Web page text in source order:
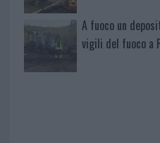
A fuoco un
vigili del fuoco a